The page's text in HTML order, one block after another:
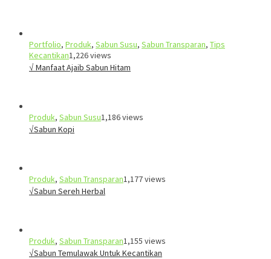
Portfolio, Produk, Sabun Susu, Sabun Transparan, Tips
Kecantikan1,226 views
√ Manfaat Ajaib Sabun Hitam
Produk, Sabun Susu1,186 views
√Sabun Kopi
Produk, Sabun Transparan1,177 views
√Sabun Sereh Herbal
Produk, Sabun Transparan1,155 views
√Sabun Temulawak Untuk Kecantikan